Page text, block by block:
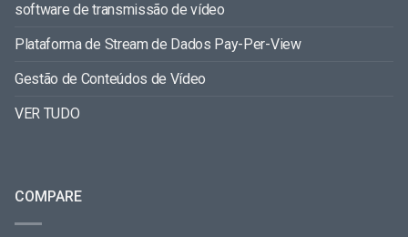
software de transmissão de vídeo
Plataforma de Stream de Dados Pay-Per-View
Gestão de Conteúdos de Vídeo
VER TUDO
COMPARE